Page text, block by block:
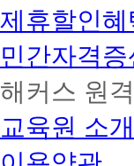
제휴할인혜
민간자격증
해커스 원
교육원 소개